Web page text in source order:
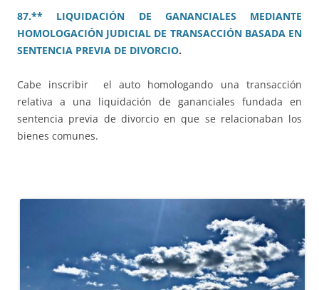
87.** LIQUIDACIÓN DE GANANCIALES MEDIANTE
HOMOLOGACIÓN JUDICIAL DE TRANSACCIÓN BASADA EN
SENTENCIA PREVIA DE DIVORCIO.
Cabe inscribir el auto homologando una transacción
relativa a una liquidación de gananciales fundada en
sentencia previa de divorcio en que se relacionaban los
bienes comunes.